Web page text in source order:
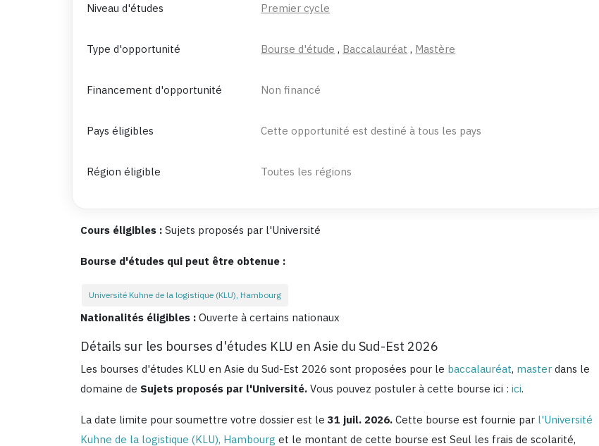
Niveau d'études Premier cycle
Type d'opportunité Bourse d'étude , Baccalauréat , Mastère
Financement d'opportunité Non financé
Pays éligibles Cette opportunité est destiné à tous les pays
Région éligible Toutes les régions
Cours éligibles :Sujets proposés par l'Université
Bourse d'études qui peut être obtenue :
Université Kuhne de la logistique (KLU), Hambourg
Nationalités éligibles :Ouverte à certains nationaux
Détails sur les bourses d'études KLU en Asie du Sud-Est 2026
Les bourses d'études KLU en Asie du Sud-Est 2026 sont proposées pour le baccalauréat, masterdans le
domaine de Sujets proposés par l'Université.Vous pouvez postuler à cette bourse ici : ici.
La date limite pour soumettre votre dossier est le 31 juil. 2026.Cette bourse est fournie par l'Université
Kuhne de la logistique (KLU), Hambourg et le montant de cette bourse est Seul les frais de scolarité,